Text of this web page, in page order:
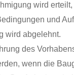
wird erteilt,
und
wird abgelehnt.
des
wenn die